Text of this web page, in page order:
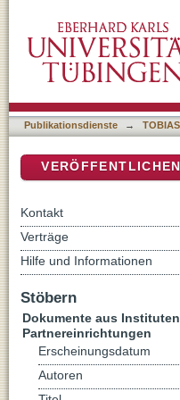
Publikationsdienste →
VERÖFFENTLICHEN
Kontakt
Verträge
Hilfe und Informationen
Stöbern
Dokumente aus
Partnereinrichtungen
Erscheinungsdatum
Autoren